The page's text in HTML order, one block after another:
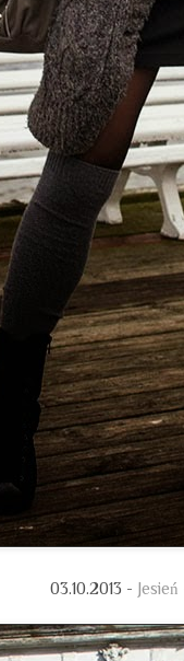
03.10.2013 -